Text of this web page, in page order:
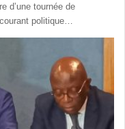
d’une tournée de
politique…